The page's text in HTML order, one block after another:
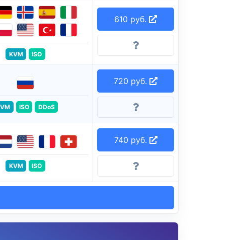
KVM ISO
610 руб.
ISO DDoS
720 руб.
KVM ISO
740 руб.